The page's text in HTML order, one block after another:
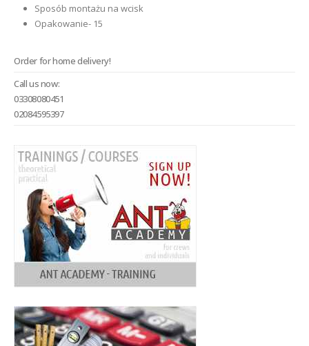
Sposób montażu na wcisk
Opakowanie- 15
Order for home delivery!
Call us now:
03308080451
02084595397